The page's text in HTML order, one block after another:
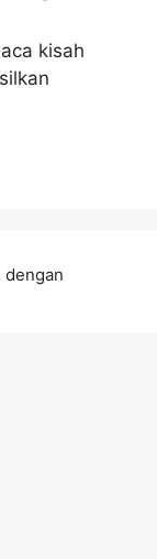
kisah
dengan